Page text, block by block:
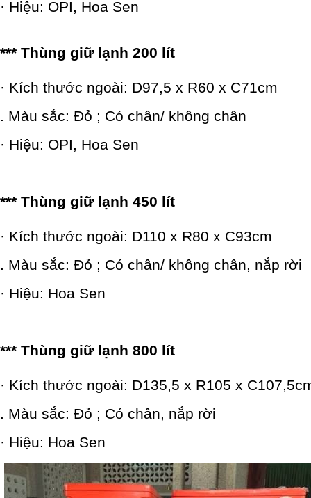
· Hiệu: OPI, Hoa Sen
*** Thùng giữ lạnh 200 lít
· Kích thước ngoài: D97,5 x R60 x C71cm
. Màu sắc: Đỏ ; Có chân/ không chân
· Hiệu: OPI, Hoa Sen
*** Thùng giữ lạnh 450 lít
· Kích thước ngoài: D110 x R80 x C93cm
. Màu sắc: Đỏ ; Có chân/ không chân, nắp rời
· Hiệu: Hoa Sen
*** Thùng giữ lạnh 800 lít
· Kích thước ngoài: D135,5 x R105 x
. Màu sắc: Đỏ ; Có chân, nắp rời
· Hiệu: Hoa Sen